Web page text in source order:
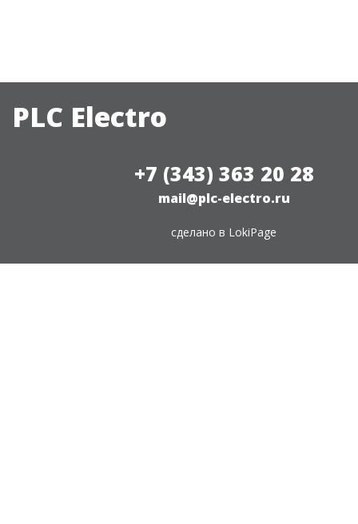
PLC Electro
+7 (343) 363 20 28
mail@plc-electro.ru
сделано в LokiPage